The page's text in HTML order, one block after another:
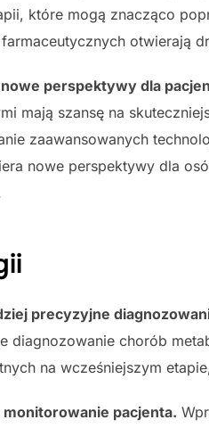
które mogą znacząco
otwierają
perspektywy dla
mają szansę na
zaawansowanych
nowe perspektywy dla
precyzyjne
diagnozowanie chorób
na wcześniejszym
pacjenta.